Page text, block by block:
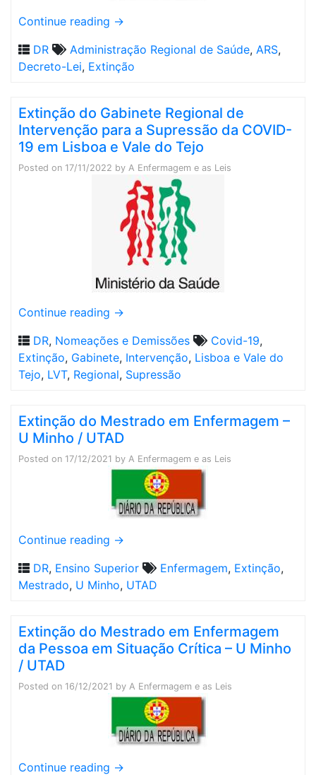
Continue reading →
DR
Administração Regional de Saúde, ARS,
Decreto-Lei, Extinção
Extinção do Gabinete Regional de
Intervenção para a Supressão da COVID-
19 em Lisboa e Vale do Tejo
Posted on 17/11/2022 by A Enfermagem e as Leis
Continue reading →
DR, Nomeações e Demissões Covid-19,
Extinção, Gabinete, Intervenção, Lisboa e Vale do
Tejo, LVT, Regional, Supressão
Extinção do Mestrado em Enfermagem –
U Minho / UTAD
Posted on 17/12/2021 by A Enfermagem e as Leis
Continue reading →
DR, Ensino Superior Enfermagem, Extinção,
Mestrado, U Minho, UTAD
Extinção do Mestrado em Enfermagem
da Pessoa em Situação Crítica – U Minho
/ UTAD
Posted on 16/12/2021 by A Enfermagem e as Leis
Continue reading →